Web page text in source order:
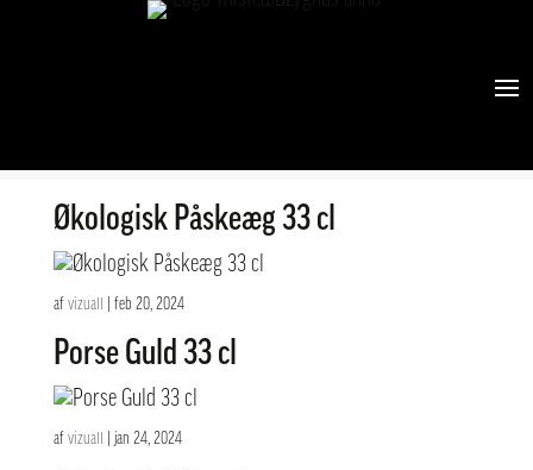
afvizuall|sep 3, 2024
Økologisk Påskeæg 33 cl
af vizuall feb 20, 2024
Porse Guld 33 cl
af vizuall jan 24, 2024